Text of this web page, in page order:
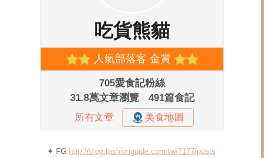
✦ FG http://blog.fashionguide.com.tw/7177/posts